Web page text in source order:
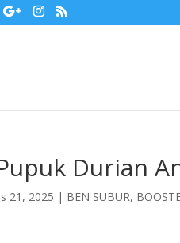
Durian
21, 2025 | BEN SUBUR,